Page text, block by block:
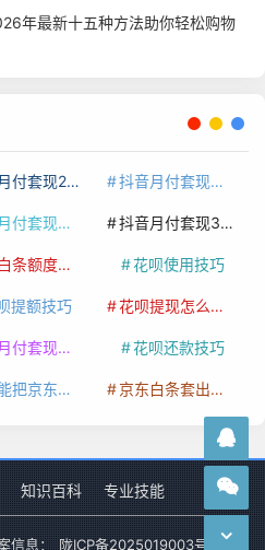
年最新十五种方法助你轻松购物
现24小时接单 抖音月付套现怎么套
现商家有哪些 抖音月付套现30秒技巧
额度提升 花呗使用技巧
提额技巧 花呗提现怎么操作
现秒回100起 花呗还款技巧
白条额度钱套出来 京东白条套出来手续费多少
知识百科 专业技能
信息： 陇ICP备2025019003号-1